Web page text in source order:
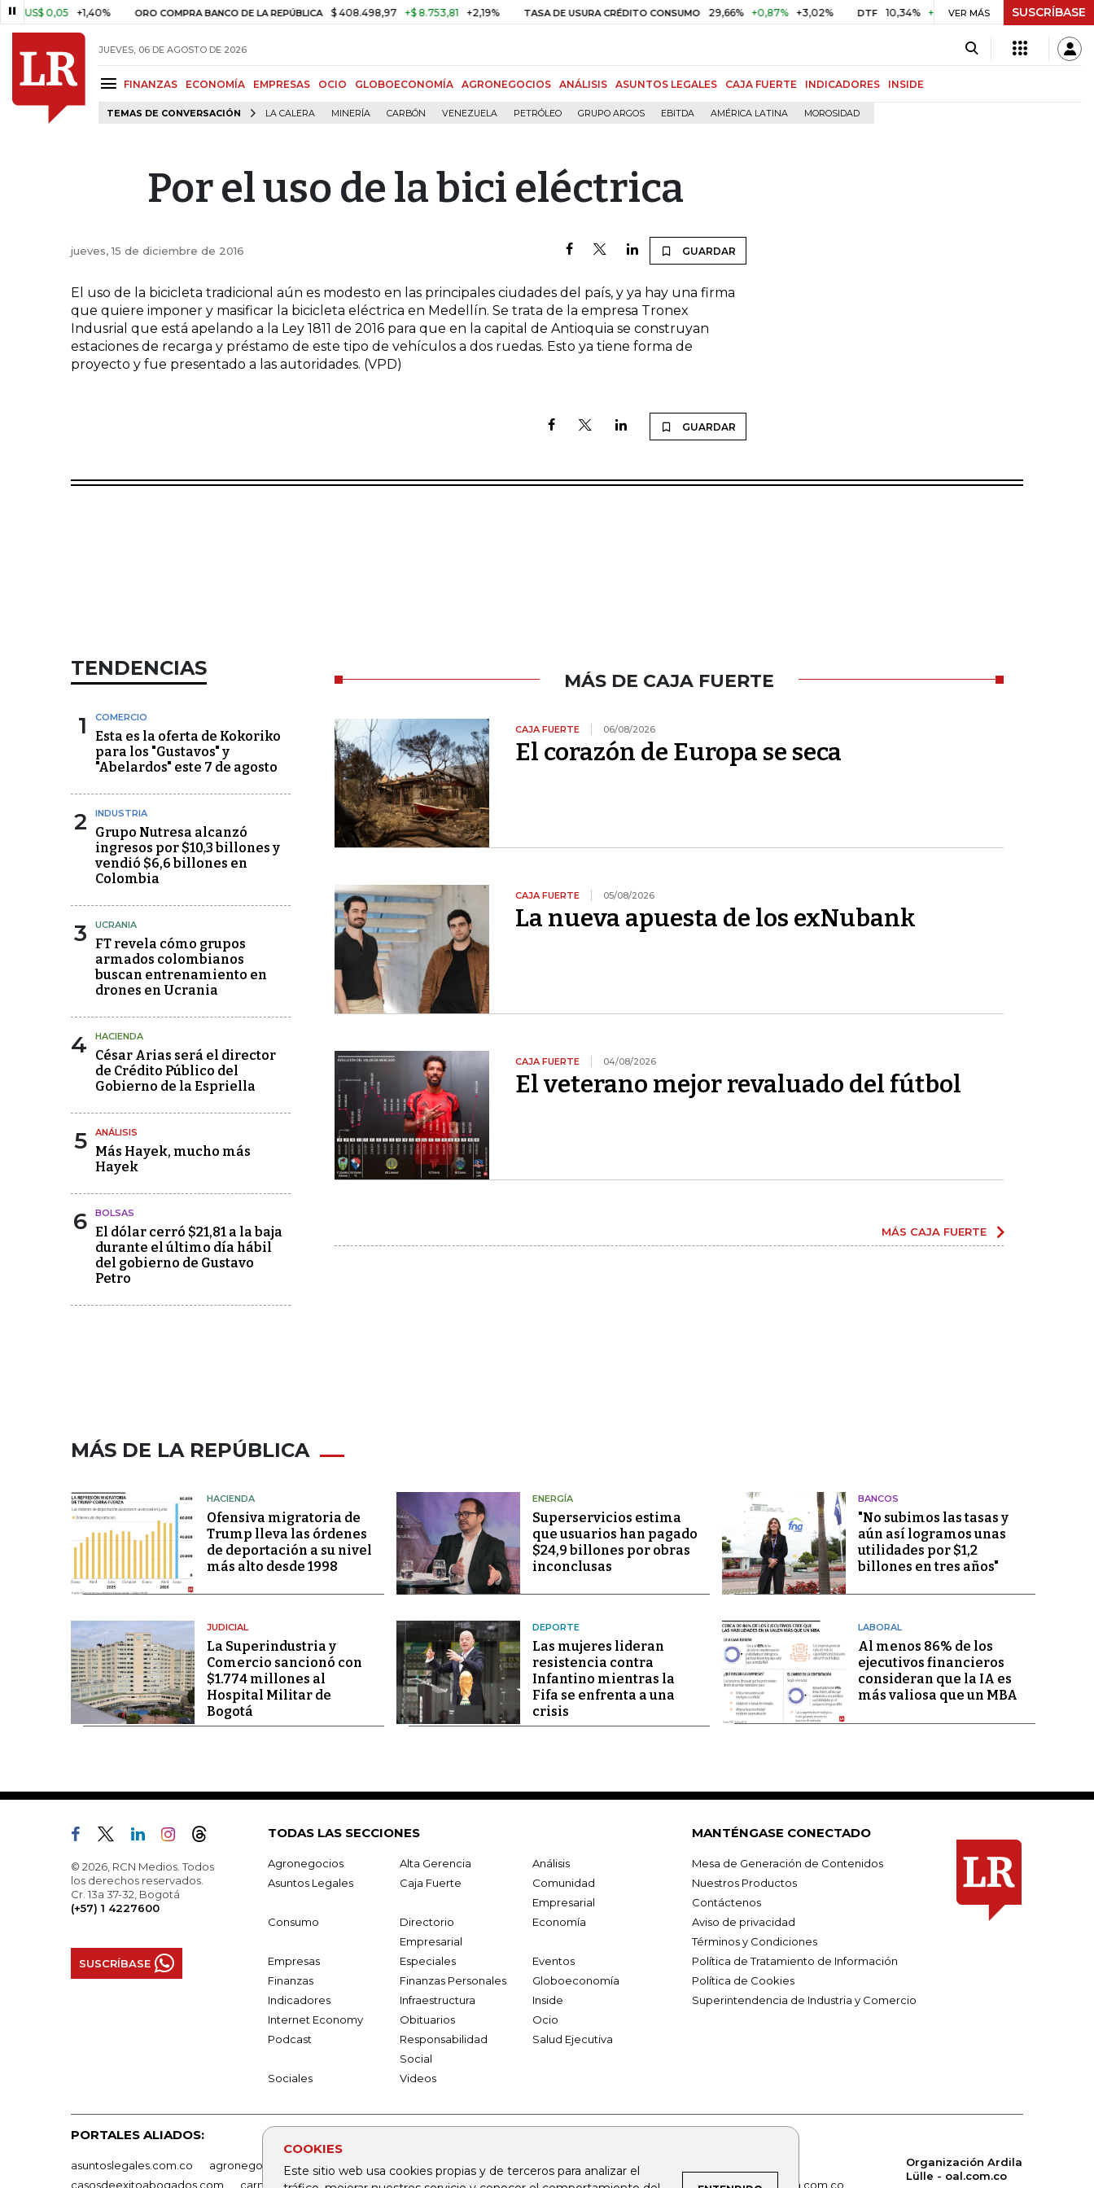
0,05 +1,40% ORO COMPRA BANCO DE LA REPÚBLICA $ 408.498,97 +$ 8.753,81 +2,19% TASA DE USURA CRÉDITO CONSUMO 29,66% +0,87% +3,02% DTF 10,34% +0,10% +0,98% UVR $ 416,86
VER MÁS SUSCRÍBASE
JUEVES, 06 DE AGOSTO DE 2026
FINANZAS ECONOMÍA EMPRESAS OCIO GLOBOECONOMÍA AGRONEGOCIOS ANÁLISIS ASUNTOS LEGALES CAJA FUERTE INDICADORES INSIDE
TEMAS DE CONVERSACIÓN LA CALERA MINERÍA CARBÓN VENEZUELA PETRÓLEO GRUPO ARGOS EBITDA AMÉRICA LATINA MOROSIDAD
COOKIES
Este sitio web usa cookies propias y de terceros para analizar el
Por el uso de la bici eléctrica
jueves, 15 de diciembre de 2016 GUARDAR
El uso de la bicicleta tradicional aún es modesto en las principales ciudades del país, y ya hay una firma
que quiere imponer y masificar la bicicleta eléctrica en Medellín. Se trata de la empresa Tronex
Indusrial que está apelando a la Ley 1811 de 2016 para que en la capital de Antioquia se construyan
estaciones de recarga y préstamo de este tipo de vehículos a dos ruedas. Esto ya tiene forma de
proyecto y fue presentado a las autoridades. (VPD)
GUARDAR
TENDENCIAS
1 COMERCIO
Esta es la oferta de Kokoriko
para los "Gustavos" y
"Abelardos" este 7 de agosto
2 INDUSTRIA
Grupo Nutresa alcanzó
ingresos por $10,3 billones y
vendió $6,6 billones en
Colombia
3 UCRANIA
FT revela cómo grupos
armados colombianos
buscan entrenamiento en
drones en Ucrania
4 HACIENDA
César Arias será el director
de Crédito Público del
Gobierno de la Espriella
5 ANÁLISIS
Más Hayek, mucho más
Hayek
6 BOLSAS
El dólar cerró $21,81 a la baja
durante el último día hábil
del gobierno de Gustavo
Petro
MÁS DE CAJA FUERTE
CAJA FUERTE 06/08/2026
El corazón de Europa se seca
CAJA FUERTE 05/08/2026
La nueva apuesta de los exNubank
CAJA FUERTE 04/08/2026
El veterano mejor revaluado del fútbol
MÁS CAJA FUERTE
MÁS DE LA REPÚBLICA
HACIENDA
Ofensiva migratoria de
Trump lleva las órdenes
de deportación a su nivel
más alto desde 1998
ENERGÍA
Superservicios estima
que usuarios han pagado
$24,9 billones por obras
inconclusas
BANCOS
"No subimos las tasas y
aún así logramos unas
utilidades por $1,2
billones en tres años"
JUDICIAL
La Superindustria y
Comercio sancionó con
$1.774 millones al
Hospital Militar de
Bogotá
DEPORTE
Las mujeres lideran
resistencia contra
Infantino mientras la
Fifa se enfrenta a una
crisis
LABORAL
Al menos 86% de los
ejecutivos financieros
consideran que la IA es
más valiosa que un MBA
© 2026, RCN Medios. Todos
los derechos reservados.
Cr. 13a 37-32, Bogotá
(+57) 1 4227600
SUSCRÍBASE
TODAS LAS SECCIONES
Agronegocios Alta Gerencia
Análisis
Asuntos Legales
Caja Fuerte
Comunidad
Empresarial
Consumo
Directorio
Empresarial
Economía
Empresas Especiales
Eventos
Finanzas
Finanzas Personales
Globoeconomía
Indicadores
Infraestructura
Inside
Internet Economy
Obituarios
Ocio
Podcast
Responsabilidad
Social
Salud Ejecutiva
Sociales Videos
MANTÉNGASE CONECTADO
Mesa de Generación de Contenidos
Nuestros Productos
Contáctenos
Aviso de privacidad
Términos y Condiciones
Política de Tratamiento de Información
Política de Cookies
Superintendencia de Industria y Comercio
PORTALES ALIADOS:
asuntoslegales.com.co agronegocios.co empresas.larepublica.co firmasdeabogados.com
bolsaencolombia.com
casosdeexitoabogados.com
carnavalindustriacultural.com canalrcn.com rcnradio.com noticiasrcn.com lafm.com.co alerta.com.co
Organización Ardila
Lülle - oal.com.co